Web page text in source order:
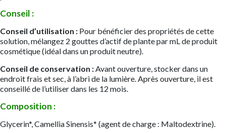
Conseil :
Conseil d’utilisation : Pour bénéficier des propriétés de cette
solution, mélangez 2 gouttes d’actif de plante par mL de produit
cosmétique (idéal dans un produit neutre).
Conseil de conservation :Avant ouverture, stocker dans un
endroit frais et sec, à l’abri de la lumière. Après ouverture, il est
conseillé de l’utiliser dans les 12 mois.
Composition :
Glycerin*, Camellia Sinensis* (agent de charge : Maltodextrine).